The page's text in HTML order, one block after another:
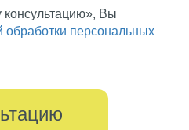
Вы
обработки персональных